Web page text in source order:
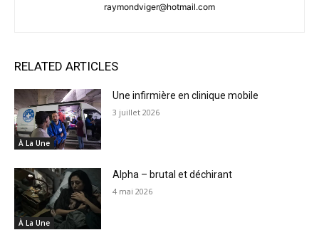
raymondviger@hotmail.com
RELATED ARTICLES
À La Une
Une infirmière en clinique mobile
3 juillet 2026
À La Une
Alpha – brutal et déchirant
4 mai 2026